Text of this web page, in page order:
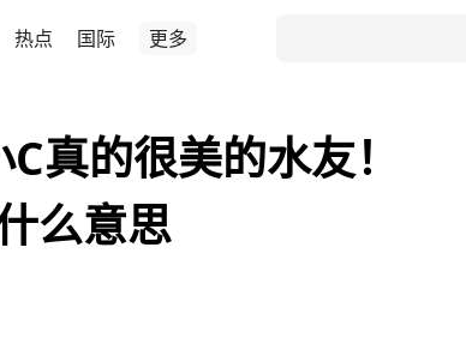
热点 国际 更多
真的很美的水友！
么意思